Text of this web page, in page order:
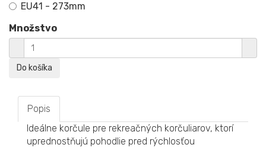
EU41 - 273mm
Množstvo
Popis
Ideálne korčule pre rekreačných korčuliarov, ktorí
uprednostňujú pohodlie pred rýchlosťou